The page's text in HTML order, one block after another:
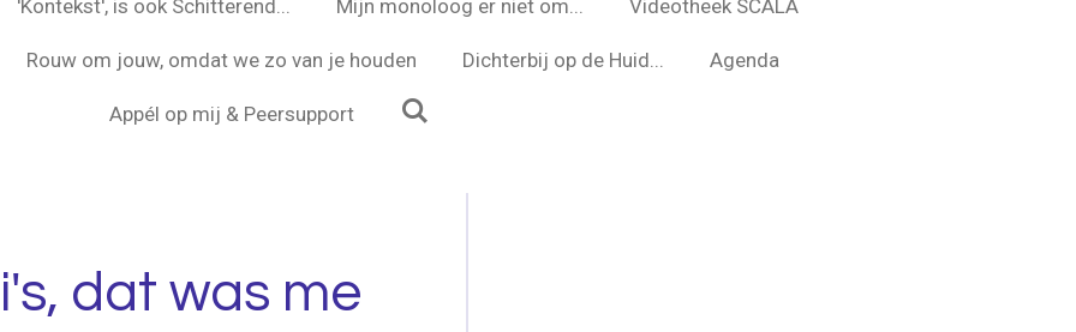
'Kontekst', is ook Schitterend... Mijn monoloog er niet om... Videotheek SCALA
Rouw om jouw, omdat we zo van je houden Dichterbij op de Huid... Agenda
Appél op mij & Peersupport
dat was me